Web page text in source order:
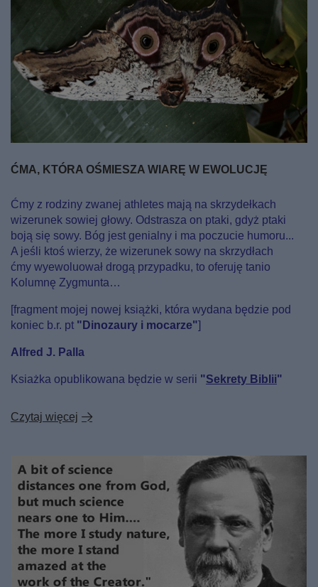
ĆMA, KTÓRA OŚMIESZA WIARĘ W EWOLUCJĘ
Ćmy z rodziny zwanej athletes mają na skrzydełkach
wizerunek sowiej głowy. Odstrasza on ptaki, gdyż ptaki
boją się sowy. Bóg jest genialny i ma poczucie humoru...
A jeśli ktoś wierzy, że wizerunek sowy na skrzydłach
ćmy wyewoluował drogą przypadku, to oferuję tanio
Kolumnę Zygmunta…
[fragment mojej nowej książki, która wydana będzie pod
koniec b.r. pt "Dinozaury i mocarze"]
Alfred J. Palla
Ksiażka opublikowana będzie w serii "Sekrety Biblii"
Czytaj więcej